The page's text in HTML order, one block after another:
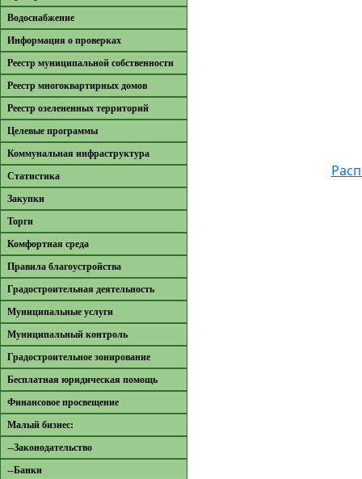
Водоснабжение
Информация о проверках
Реестр муниципальной собственности
Реестр многоквартирных домов
Реестр озелененных территорий
Целевые программы
Коммунальная инфраструктура
Cтатистика
Закупки
Торги
Комфортная среда
Правила благоустройства
Градостроительная деятельность
Муниципальные услуги
Муниципальный контроль
Градостроительное зонирование
Бесплатная юридическая помощь
Финансовое просвещение
Малый бизнес:
--Законодательство
--Банки